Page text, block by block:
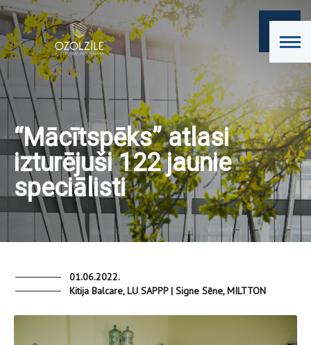
“Mācītspēks” atlasi
izturējuši 122 jaunie
speciālisti
01.06.2022.
Kitija Balcare, LU SAPPP | Signe Sēne, MILTTON